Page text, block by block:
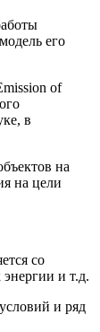
его
of
в
на
на цели
со
и т.д.
и ряд